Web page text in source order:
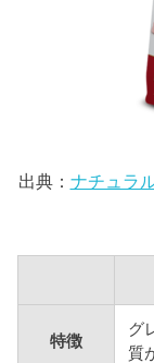
出典： ナチュラ
特徴
グ
質